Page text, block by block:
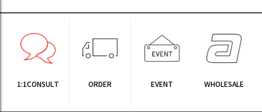
1:1CONSULT ORDER EVENT WHOLESALE